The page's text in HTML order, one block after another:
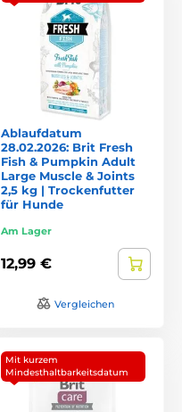
Ablaufdatum
28.02.2026: Brit Fresh
Fish & Pumpkin Adult
Large Muscle & Joints
2,5 kg | Trockenfutter
für Hunde
Am Lager
12,99 €
Vergleichen
Mit kurzem
Mindesthaltbarkeitsdatum